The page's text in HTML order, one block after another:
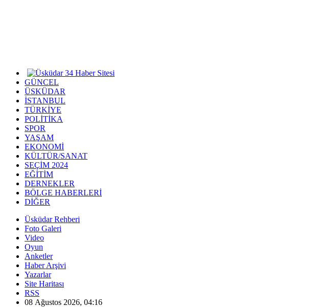
GÜNCEL
ÜSKÜDAR
İSTANBUL
TÜRKİYE
POLİTİKA
SPOR
YAŞAM
EKONOMİ
KÜLTÜR/SANAT
SEÇİM 2024
EĞİTİM
DERNEKLER
BÖLGE HABERLERİ
DİĞER
Üsküdar Rehberi
Foto Galeri
Video
Oyun
Anketler
Haber Arşivi
Yazarlar
Site Haritası
RSS
08 Ağustos 2026, 04:16